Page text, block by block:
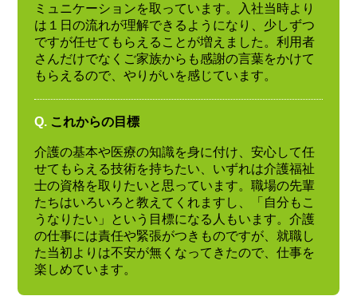
ミュニケーションを取っています。入社当時より
は１日の流れが理解できるようになり、少しずつ
ですが任せてもらえることが増えました。利用者
さんだけでなくご家族からも感謝の言葉をかけて
もらえるので、やりがいを感じています。
Q. これからの目標
介護の基本や医療の知識を身に付け、安心して任
せてもらえる技術を持ちたい、いずれは介護福祉
士の資格を取りたいと思っています。職場の先輩
たちはいろいろと教えてくれますし、「自分もこ
うなりたい」という目標になる人もいます。介護
の仕事には責任や緊張がつきものですが、就職し
た当初よりは不安が無くなってきたので、仕事を
楽しめています。